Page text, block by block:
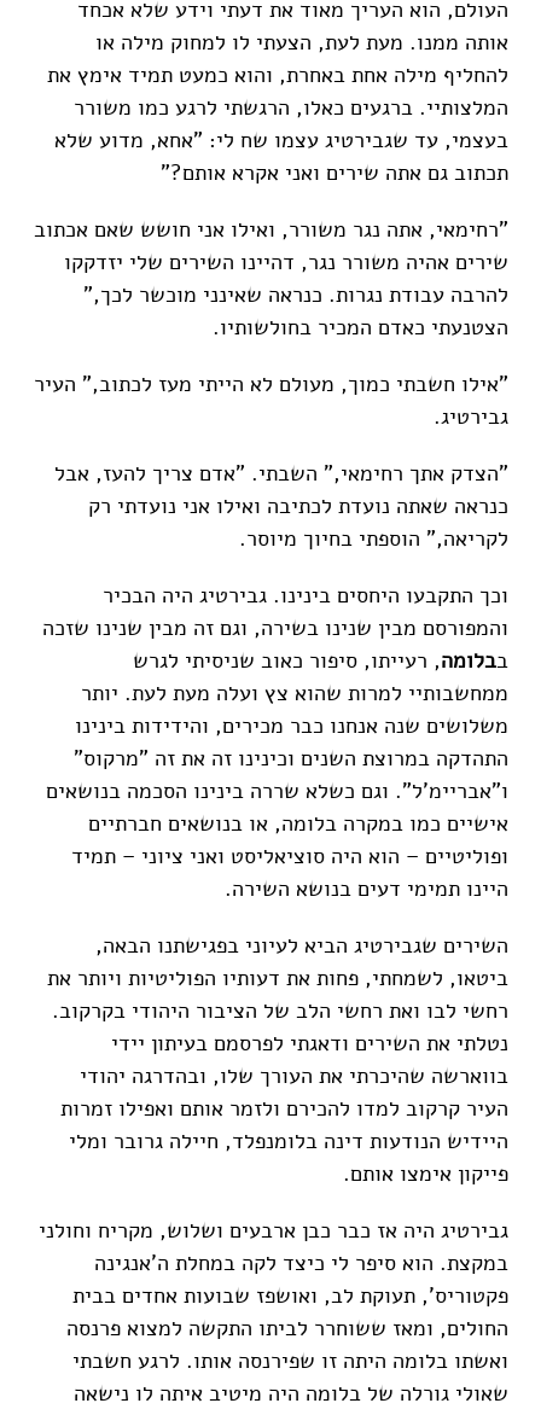
העולם, הוא העריך מאוד את דעתי וידע שלא אכחד
אותה ממנו. מעת לעת, הצעתי לו למחוק מילה או
להחליף מילה אחת באחרת, והוא כמעט תמיד אימץ את
המלצותיי. ברגעים כאלו, הרגשתי לרגע כמו משורר
בעצמי, עד שגבירטיג עצמו שח לי: "אחא, מדוע שלא
תכתוב גם אתה שירים ואני אקרא אותם?"
"רחימאי, אתה נגר משורר, ואילו אני חושש שאם אכתוב
שירים אהיה משורר נגר, דהיינו השירים שלי יזדקקו
להרבה עבודת נגרות. כנראה שאינני מוכשר לכך,"
הצטנעתי כאדם המכיר בחולשותיו.
"אילו חשבתי כמוך, מעולם לא הייתי מעז לכתוב," העיר
גבירטיג.
"הצדק אתך רחימאי," השבתי. "אדם צריך להעז, אבל
כנראה שאתה נועדת לכתיבה ואילו אני נועדתי רק
לקריאה," הוספתי בחיוך מיוסר.
וכך התקבעו היחסים בינינו. גבירטיג היה הבכיר
והמפורסם מבין שנינו בשירה, וגם זה מבין שנינו שזכה
בבלומה, רעייתו, סיפור כאוב שניסיתי לגרש
ממחשבותיי למרות שהוא צץ ועלה מעת לעת. יותר
משלושים שנה אנחנו כבר מכירים, והידידות בינינו
התהדקה במרוצת השנים וכינינו זה את זה "מרקוס"
ו"אבריימ'ל". וגם כשלא שררה בינינו הסכמה בנושאים
אישיים כמו במקרה בלומה, או בנושאים חברתיים
ופוליטיים – הוא היה סוציאליסט ואני ציוני – תמיד
היינו תמימי דעים בנושא השירה.
השירים שגבירטיג הביא לעיוני בפגישתנו הבאה,
ביטאו, לשמחתי, פחות את דעותיו הפוליטיות ויותר את
רחשי לבו ואת רחשי הלב של הציבור היהודי בקרקוב.
נטלתי את השירים ודאגתי לפרסמם בעיתון יידי
בווארשה שהיכרתי את העורך שלו, ובהדרגה יהודי
העיר קרקוב למדו להכירם ולזמר אותם ואפילו זמרות
היידיש הנודעות דינה בלומנפלד, חיילה גרובר ומלי
פייקון אימצו אותם.
גבירטיג היה אז כבר כבן ארבעים ושלוש, מקריח וחולני
במקצת. הוא סיפר לי כיצד לקה במחלת ה'אנגינה
פקטוריס', תעוקת לב, ואושפז שבועות אחדים בבית
החולים, ומאז ששוחרר לביתו התקשה למצוא פרנסה
ואשתו בלומה היתה זו שפירנסה אותו. לרגע חשבתי
שאולי גורלה של בלומה היה מיטיב איתה לו נישאה